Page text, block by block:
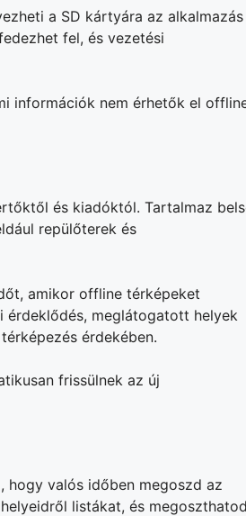
a SD kártyára az alkalmazás
fel, és vezetési
információk nem érhetők el
és kiadóktól. Tartalmaz
repülőterek és
amikor offline térképeket
érdeklődés, meglátogatott helyek
érdekében.
frissülnek az új
hogy valós időben megoszd az
listákat, és